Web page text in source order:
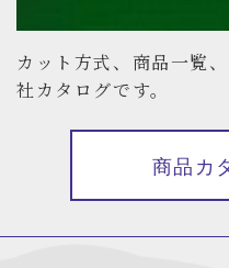
カット方式、商品一覧
社カタログです。
商品カ